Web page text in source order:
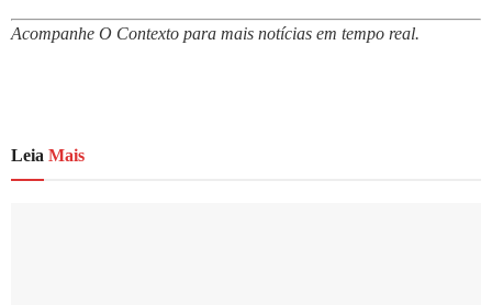
Acompanhe O Contexto para mais notícias em tempo real.
Leia Mais